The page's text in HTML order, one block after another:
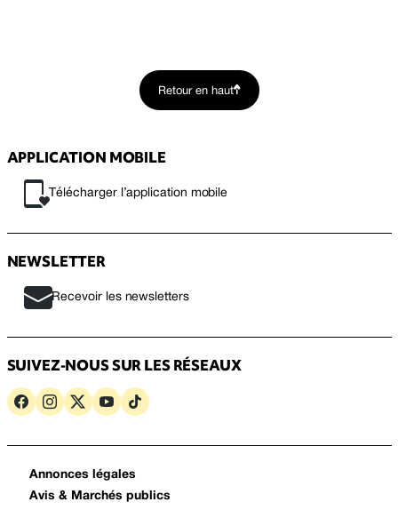
Retour en haut
APPLICATION MOBILE
Télécharger l’application mobile
NEWSLETTER
Recevoir les newsletters
SUIVEZ-NOUS SUR LES RÉSEAUX
Annonces légales
Avis & Marchés publics